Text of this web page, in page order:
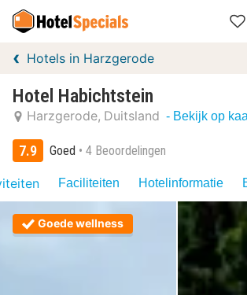
Hotels in Harzgerode
Hotel Habichtstein
Harzgerode Duitsland - Bekijk op
7.9 Goed 4 Beoordelingen
Faciliteiten Hotelinformatie
Goede wellness